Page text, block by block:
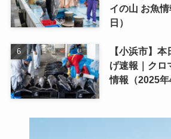
イの山 お魚
日）
【小浜市】
げ速報｜クロ
情報（2025年